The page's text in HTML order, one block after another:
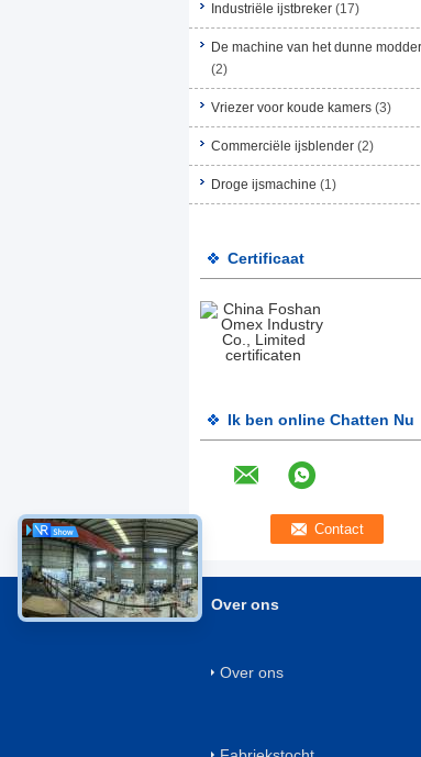
Industriële ijstbreker (17)
De machine van het dunne
(2)
Vriezer voor koude kamers (3)
Commerciële ijsblender (2)
Droge ijsmachine (1)
Certificaat
Ik ben online Chatten Nu
Over ons
Over ons